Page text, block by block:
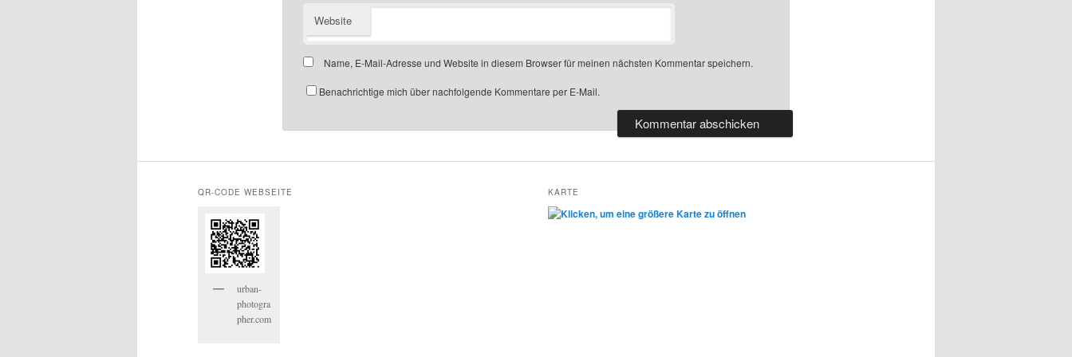
Website
Name, E-Mail-Adresse und Website in diesem Browser für meinen nächsten Kommentar speichern.
Benachrichtige mich über nachfolgende Kommentare per E-Mail.
QR-CODE WEBSEITE
urban-
photogra
pher.com
KARTE